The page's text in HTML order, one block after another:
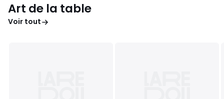
Art de la table
Voir tout